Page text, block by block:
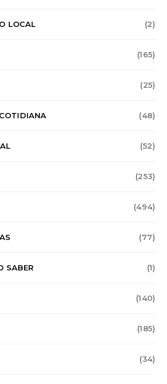
LOCAL (2)
(165)
(25)
(48)
(52)
(253)
(494)
(77)
SABER (1)
(140)
(185)
(34)